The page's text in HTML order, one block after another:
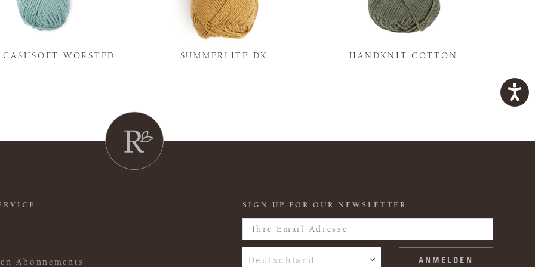
CASHSOFT WORSTED SUMMERLITE DK HANDKNIT COTTON
Abonnements
SIGN UP FOR OUR NEWSLETTER
Deutschland